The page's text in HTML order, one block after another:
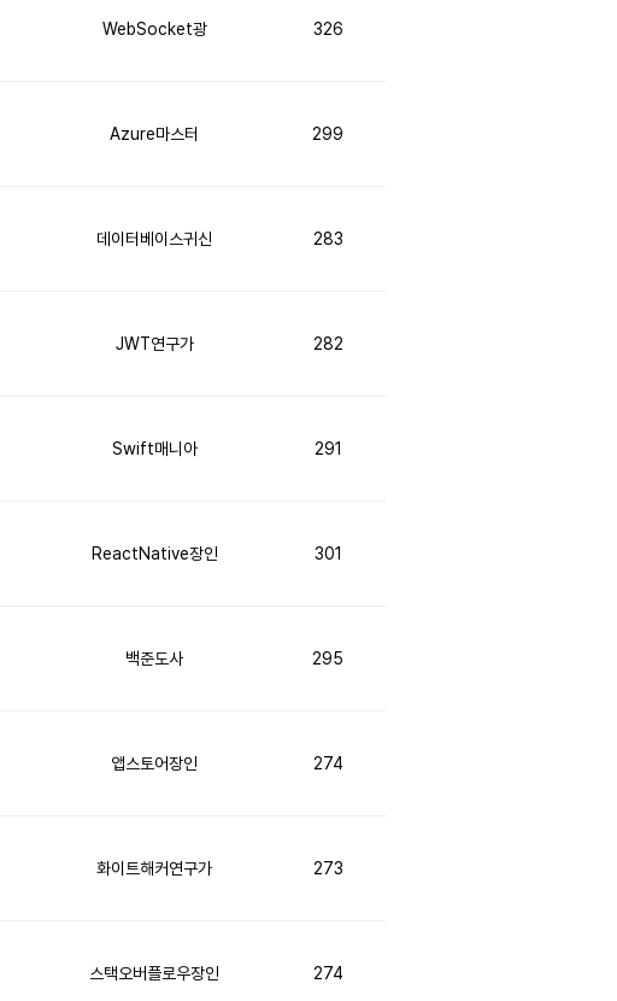
WebSocket광 326
Azure마스터 299
데이터베이스귀신 283
JWT연구가 282
Swift매니아 291
ReactNative장인 301
백준도사 295
앱스토어장인 274
화이트해커연구가 273
스택오버플로우장인 274